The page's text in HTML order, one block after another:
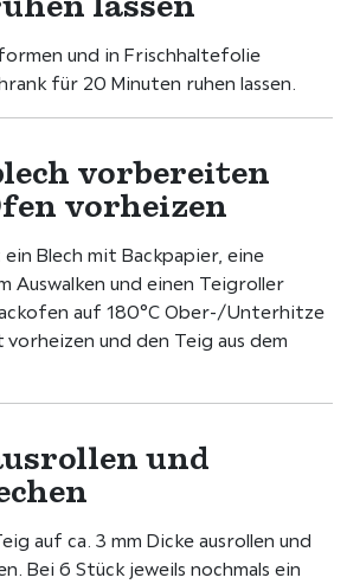
und in Frischhaltefolie
für 20 Minuten ruhen lassen.
vorbereiten
vorheizen
Blech mit Backpapier, eine
Auswalken und einen Teigroller
auf 180°C Ober-/Unterhitze
und den Teig aus dem
und
auf ca. 3 mm Dicke ausrollen und
Bei 6 Stück jeweils nochmals ein